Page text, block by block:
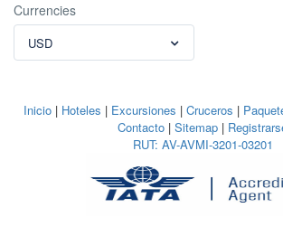
Currencies
USD
Inicio | Hoteles | Excursiones | Cruceros |
Contacto | Sitemap |
RUT: AV-AVMI-3201-03201